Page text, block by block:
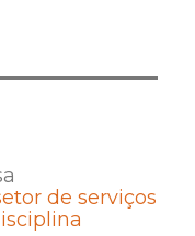
de serviços